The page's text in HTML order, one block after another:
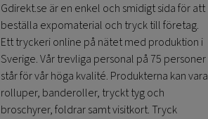
Gdirekt.se är en enkel och smidigt sida för att
beställa expomaterial och tryck till företag.
Ett tryckeri online på nätet med produktion i
Sverige. Vår trevliga personal på 75 personer
står för vår höga kvalité. Produkterna kan vara
rolluper, banderoller, tryckt tyg och
broschyrer, foldrar samt visitkort. Tryck